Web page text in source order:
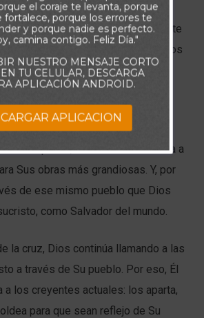
maná. El Señor transformó cada
para que confiaran exclusivamente
distinta a las naciones que los
en este proceso? Porque
mundo supiera, sin lugar a dudas,
especial, una nación destinada a
Sus obras más grandiosas. Y, por
de ese mismo pueblo que Dios
como Salvador del mundo.
la cruz, Dios continúa llamando a las
a través de Su pueblo. Por eso, Él
a los creyentes actuales: los aparta,
para que sean reflejo de Su
el coraje te levanta, porque
fortalece, porque los errores te
y porque nadie es perfecto.
camina contigo. Feliz Día."
NUESTRO MENSAJE CORTO
TU CELULAR, DESCARGA
APLICACIÓN ANDROID.
APLICACION